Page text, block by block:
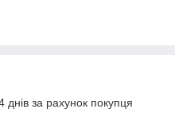
за рахунок покупця